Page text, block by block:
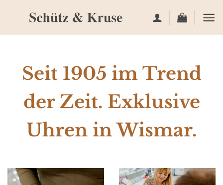
Seit 1905 im Trend
der Zeit. Exklusive
Uhren in Wismar.